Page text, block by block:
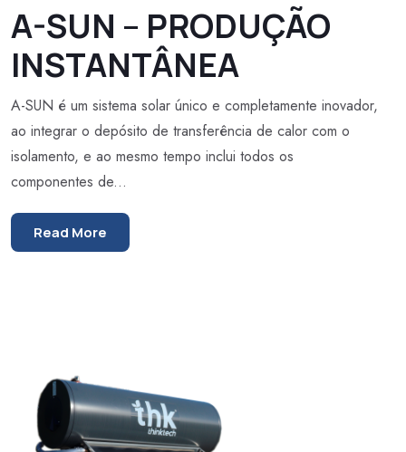
A-SUN – PRODUÇÃO
INSTANTÂNEA
A-SUN é um sistema solar único e completamente inovador,
ao integrar o depósito de transferência de calor com o
isolamento, e ao mesmo tempo inclui todos os
componentes de...
Read More